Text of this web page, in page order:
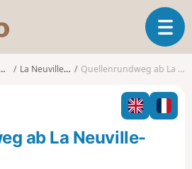
s
o
T
o
g
l
n
La Neuville-aux-Joûtes Quellenrundweg ab La Neuville-aux-Joûtes
ab La Neuville-